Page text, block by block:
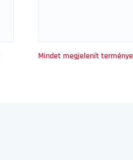
Mindet megjelenít